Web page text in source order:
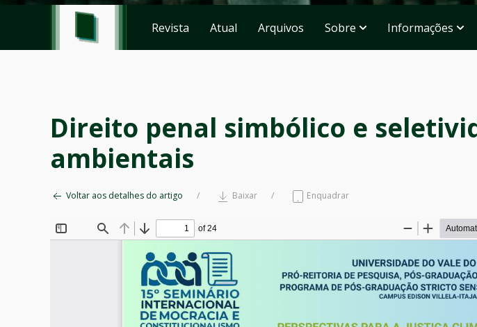
Revista Atual Arquivos Sobre Informações
Direito penal simbólico e
ambientais
Voltar aos detalhes do artigo Baixar Enquadrar